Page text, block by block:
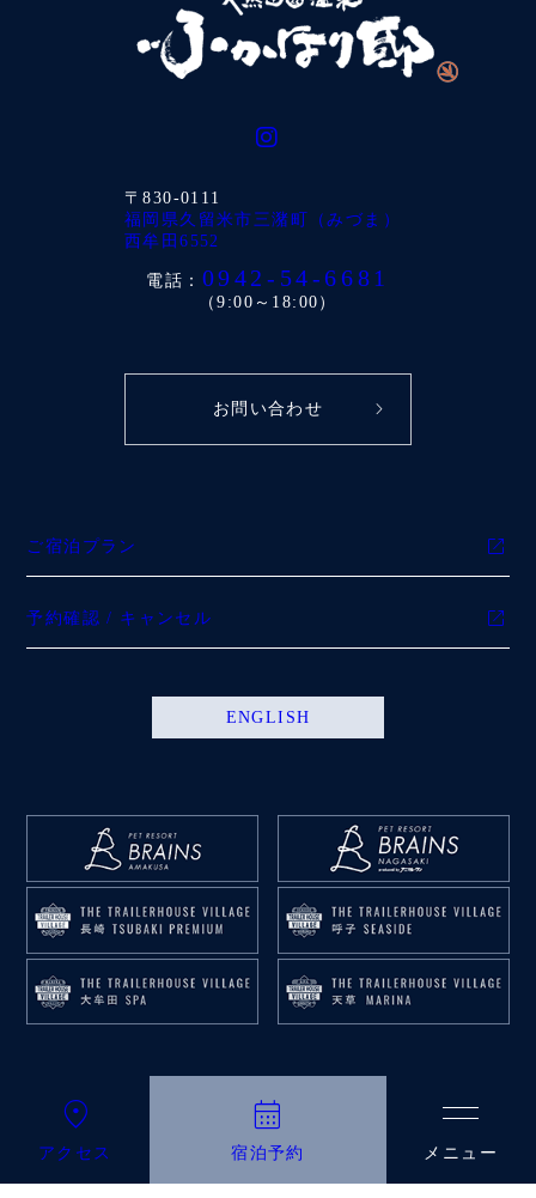
〒830-0111
福岡県久留米市三潴町（みづま）
西牟田6552
電話： 0942-54-6681
（9:00～18:00）
お問い合わせ
ご宿泊プラン
予約確認 / キャンセル
ENGLISH
location_on
アクセス
calendar_month
宿泊予約 メニュー